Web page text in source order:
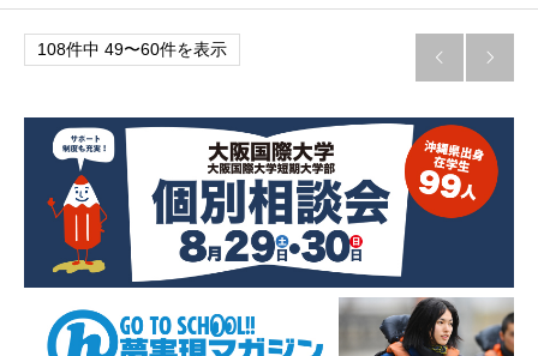
108件中 49〜60件を表示  